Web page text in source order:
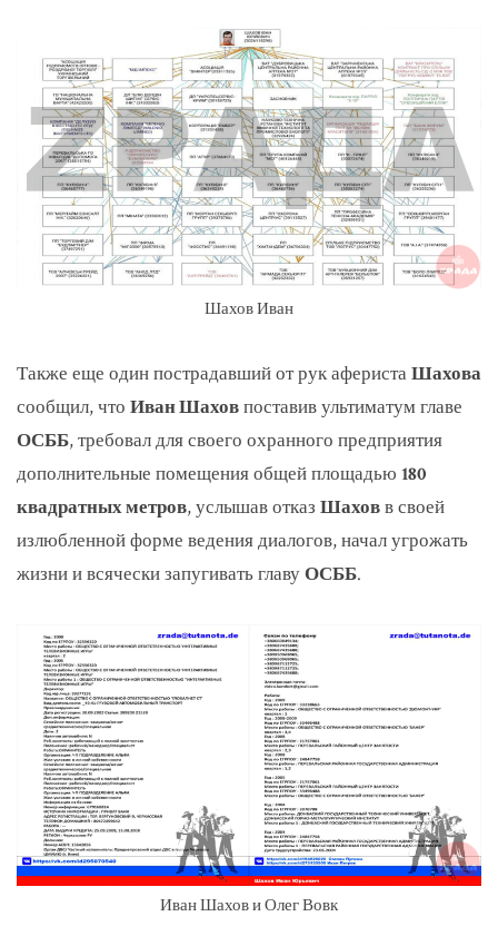
Шахов Иван
Также еще один пострадавший от рук аферистаШахова
сообщил, что Иван Шаховпоставив ультиматум главе
ОСББ, требовал для своего охранного предприятия
дополнительные помещения общей площадью 180
квадратных метров, услышав отказ Шаховв своей
излюбленной форме ведения диалогов, начал угрожать
жизни и всячески запугивать главуОСББ.
Иван Шахов и Олег Вовк